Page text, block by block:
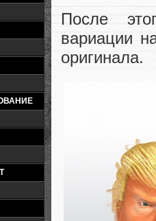
После
вариации
оригинала.